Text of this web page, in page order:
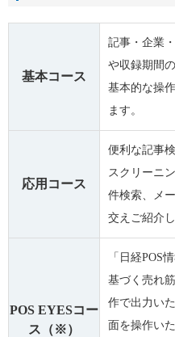
基本コース
記事・企業
や収録期間
基本的な操
ます。
応用コース
便利な記事
スクリーニ
件検索、メ
交えご紹介し
POS EYESコー
ス（※）
「日経POS
基づく売れ
作で出力い
面を操作い